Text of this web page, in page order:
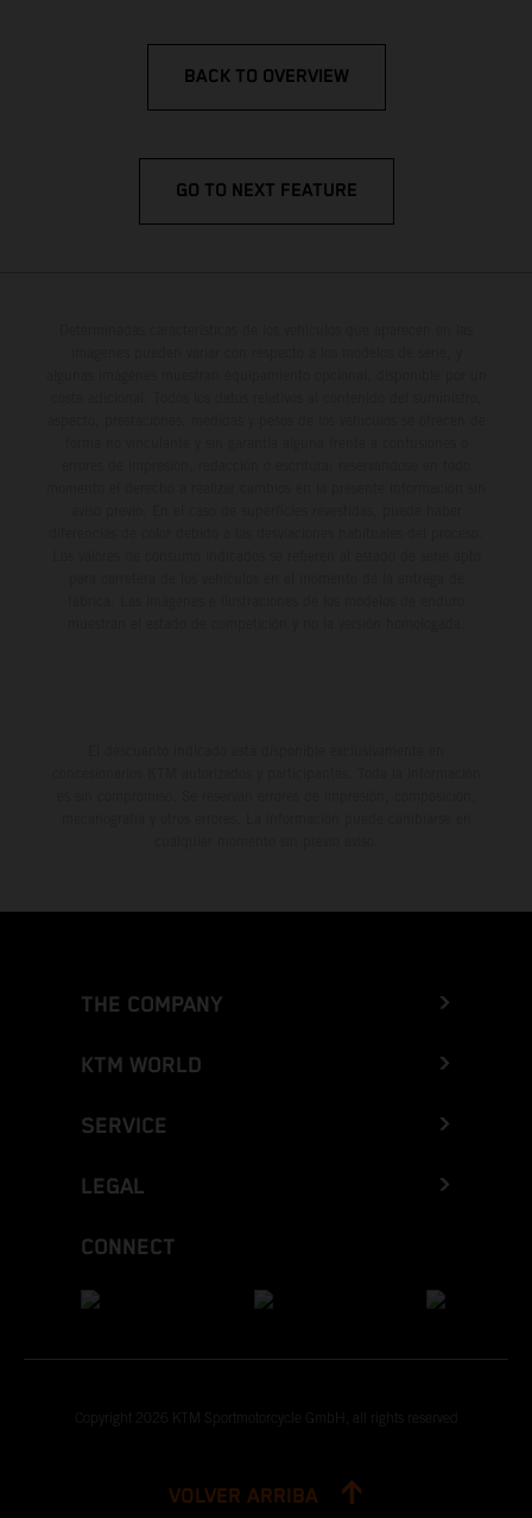
BACK TO OVERVIEW
GO TO NEXT FEATURE
THE COMPANY
KTM WORLD
SERVICE
LEGAL
CONNECT
Copyright 2026 KTM Sportmotorcycle GmbH, all rights reserved
VOLVER ARRIBA